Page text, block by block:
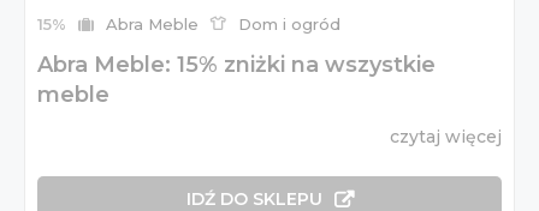
15% Abra Meble Dom i ogród
Abra Meble: 15% zniżki na wszystkie
meble
czytaj więcej
IDŹ DO SKLEPU